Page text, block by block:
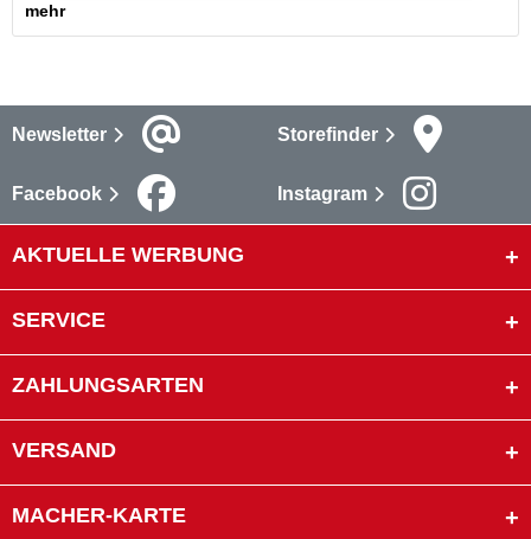
mehr
Newsletter Storefinder
Facebook Instagram
AKTUELLE WERBUNG
SERVICE
ZAHLUNGSARTEN
VERSAND
MACHER-KARTE